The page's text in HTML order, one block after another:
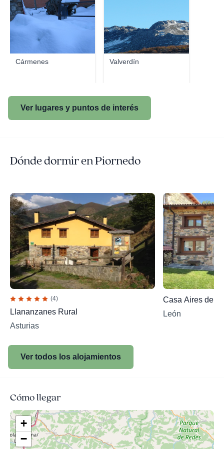
Cármenes Valverdín
Ver lugares y puntos de interés
Dónde dormir en Piornedo
(4)
Llananzanes Rural
Asturias
Casa Aires de
León
Ver todos los alojamientos
Cómo llegar
+
−